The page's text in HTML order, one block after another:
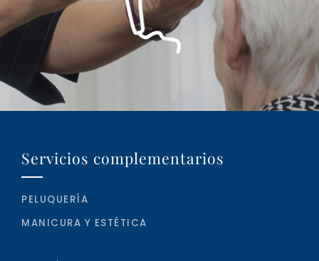
Servicios complementarios
PELUQUERÍA
MANICURA Y ESTÉTICA